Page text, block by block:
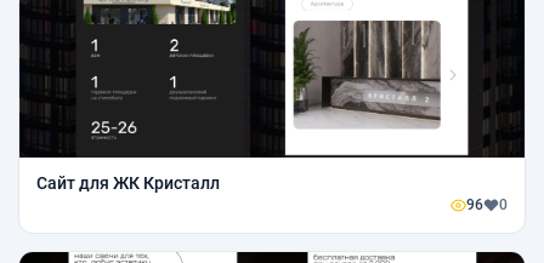
Сайт для ЖК Кристалл
96 0